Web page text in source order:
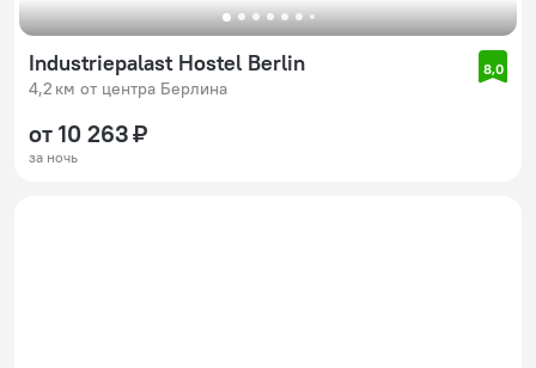
Industriepalast Hostel Berlin
4,2 км от центра Берлина
8,0
от 10 263 ₽
за ночь